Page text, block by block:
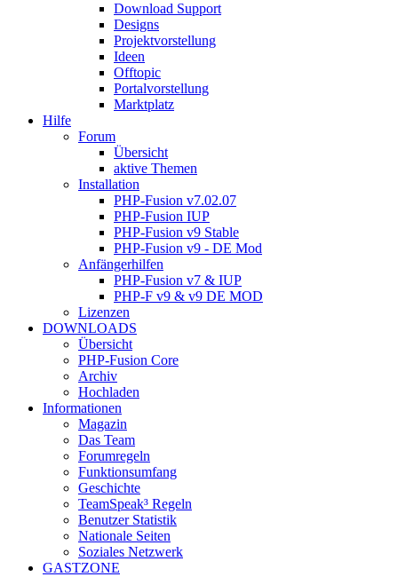
Download Support
Designs
Projektvorstellung
Ideen
Offtopic
Portalvorstellung
Marktplatz
Hilfe
Forum
Übersicht
aktive Themen
Installation
PHP-Fusion v7.02.07
PHP-Fusion IUP
PHP-Fusion v9 Stable
PHP-Fusion v9 - DE Mod
Anfängerhilfen
PHP-Fusion v7 & IUP
PHP-F v9 & v9 DE MOD
Lizenzen
DOWNLOADS
Übersicht
PHP-Fusion Core
Archiv
Hochladen
Informationen
Magazin
Das Team
Forumregeln
Funktionsumfang
Geschichte
TeamSpeak³ Regeln
Benutzer Statistik
Nationale Seiten
Soziales Netzwerk
GASTZONE